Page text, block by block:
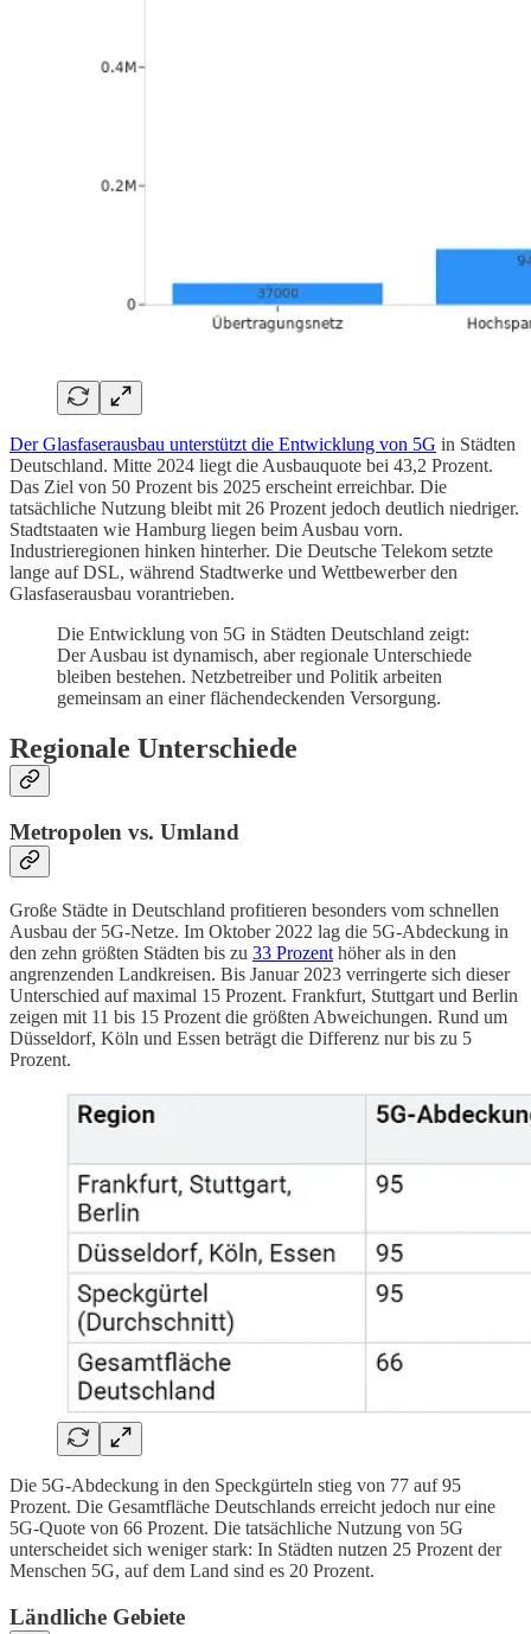
Der Glasfaserausbau unterstützt die Entwicklung von 5G in Städten
Deutschland. Mitte 2024 liegt die Ausbauquote bei 43,2 Prozent.
Das Ziel von 50 Prozent bis 2025 erscheint erreichbar. Die
tatsächliche Nutzung bleibt mit 26 Prozent jedoch deutlich niedriger.
Stadtstaaten wie Hamburg liegen beim Ausbau vorn.
Industrieregionen hinken hinterher. Die Deutsche Telekom setzte
lange auf DSL, während Stadtwerke und Wettbewerber den
Glasfaserausbau vorantrieben.
Die Entwicklung von 5G in Städten Deutschland zeigt:
Der Ausbau ist dynamisch, aber regionale Unterschiede
bleiben bestehen. Netzbetreiber und Politik arbeiten
gemeinsam an einer flächendeckenden Versorgung.
Regionale Unterschiede
Metropolen vs. Umland
Große Städte in Deutschland profitieren besonders vom schnellen
Ausbau der 5G-Netze. Im Oktober 2022 lag die 5G-Abdeckung in
den zehn größten Städten bis zu 33 Prozent höher als in den
angrenzenden Landkreisen. Bis Januar 2023 verringerte sich dieser
Unterschied auf maximal 15 Prozent. Frankfurt, Stuttgart und Berlin
zeigen mit 11 bis 15 Prozent die größten Abweichungen. Rund um
Düsseldorf, Köln und Essen beträgt die Differenz nur bis zu 5
Prozent.
Die 5G-Abdeckung in den Speckgürteln stieg von 77 auf 95
Prozent. Die Gesamtfläche Deutschlands erreicht jedoch nur eine
5G-Quote von 66 Prozent. Die tatsächliche Nutzung von 5G
unterscheidet sich weniger stark: In Städten nutzen 25 Prozent der
Menschen 5G, auf dem Land sind es 20 Prozent.
Ländliche Gebiete